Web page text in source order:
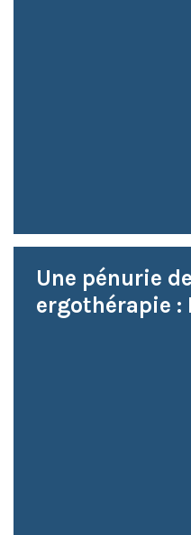
Une pénurie
ergothérapie :